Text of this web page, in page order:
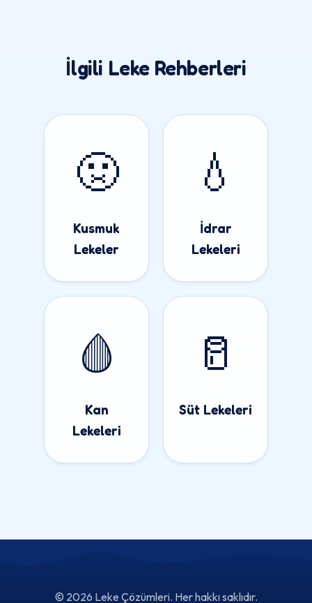
İlgili Leke Rehberleri
🤢
Kusmuk
Lekeler
💧
İdrar
Lekeleri
🩸
Kan
Lekeleri
🥛
Süt Lekeleri
© 2026 Leke Çözümleri. Her hakkı saklıdır.